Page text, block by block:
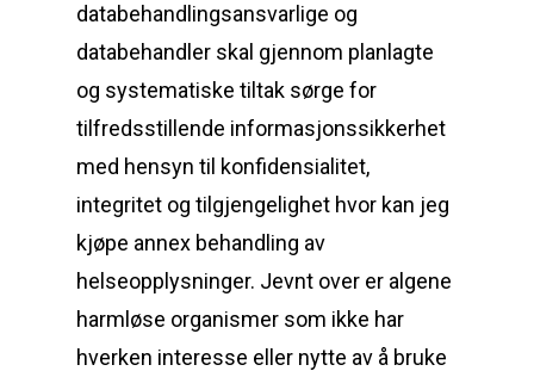
databehandlingsansvarlige og
databehandler skal gjennom planlagte
og systematiske tiltak sørge for
tilfredsstillende informasjonssikkerhet
med hensyn til konfidensialitet,
integritet og tilgjengelighet hvor kan jeg
kjøpe annex behandling av
helseopplysninger. Jevnt over er algene
harmløse organismer som ikke har
hverken interesse eller nytte av å bruke